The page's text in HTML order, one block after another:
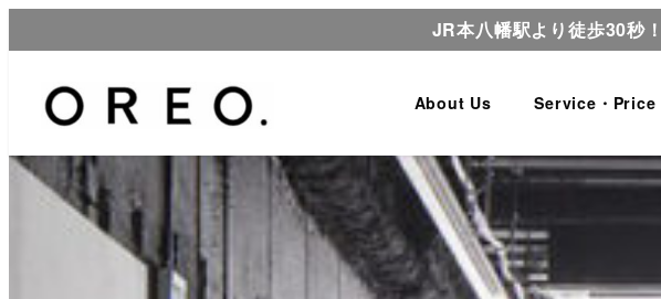
JR本八幡駅より徒歩30秒
About Us Service・Price